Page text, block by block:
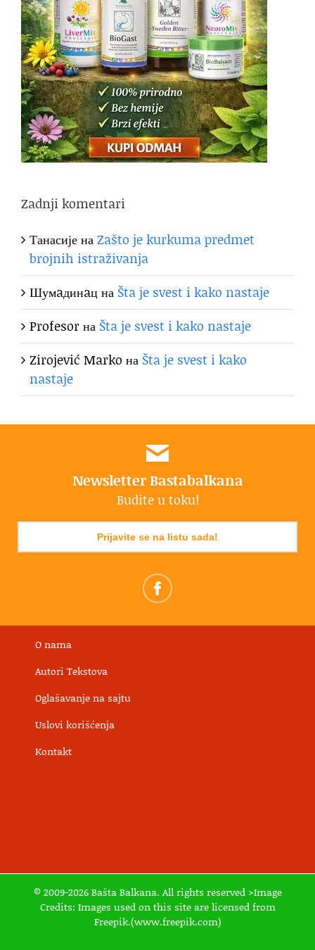
Zadnji komentari
ТанасијенаZašto je kurkuma predmet
brojnih istraživanja
Шумaдинaцна Šta je svest i kako nastaje
Profesorна Šta je svest i kako nastaje
Zirojević Marko на Šta je svest i kako
nastaje
Newsletter Bastabalkana
Budite u toku!
Prijavite se na listu sada!
O nama
Autori Tekstova
Oglašavanje na sajtu
Uslovi korišćenja
Kontakt
© 2009-2026 Bašta Balkana. All rights reserved >Image
Credits: Images used on this site are licensed from
Freepik.(www.freepik.com)